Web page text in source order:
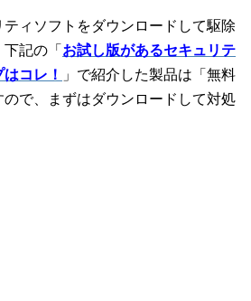
ィソフトをダウンロードして駆除
記の「 お試し版があるセキュリテ
コレ！
」で紹介した製品は「無料
で、まずはダウンロードして対処